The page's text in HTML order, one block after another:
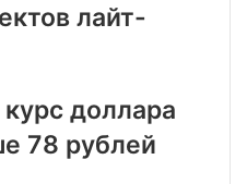
лайт-
доллара
78 рублей